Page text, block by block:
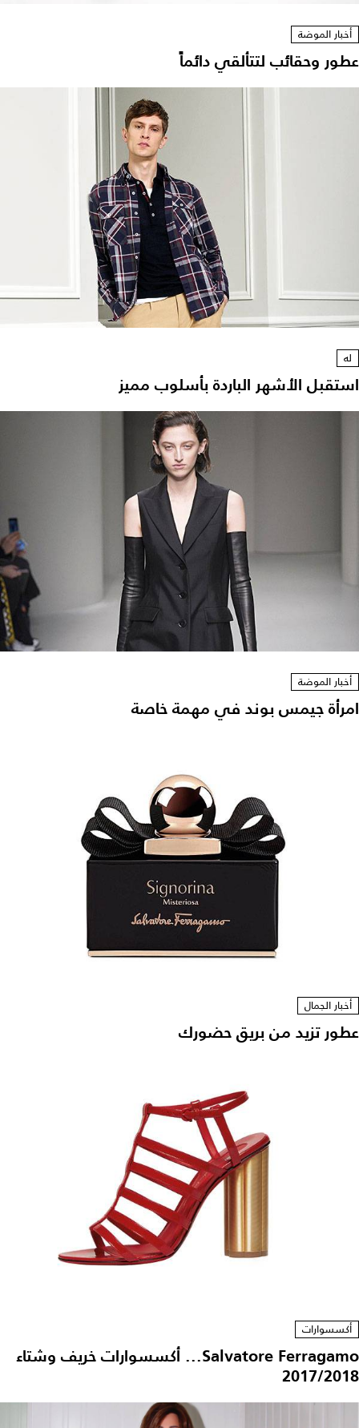
أخبار الموضة
عطور وحقائب لتتألقي دائماً
له
استقبل الأشهر الباردة بأسلوب مميز
أخبار الموضة
امرأة جيمس بوند في مهمة خاصة
أخبار الجمال
عطور تزيد من بريق حضورك
أكسسوارات
Salvatore Ferragamo... أكسسوارات خريف وشتاء
2017/2018